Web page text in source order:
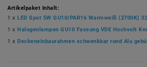
Artikelpaket Inhalt:
1 x LED Spot 5W GU10/PAR16 Warmweiß (2700K)
1 x Halogenlampen GU10 Fassung VDE Hochvolt
1 x Deckeneinbaurahmen schwenkbar rund Alu